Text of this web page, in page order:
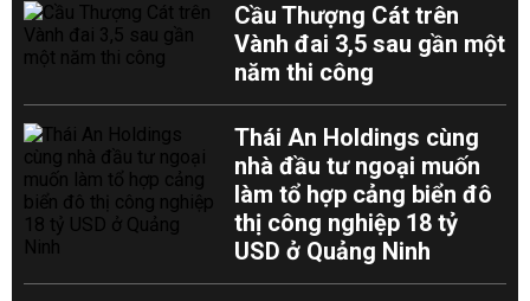
Cầu Thượng Cát trên
Vành đai 3,5 sau gần một
năm thi công
Thái An Holdings cùng
nhà đầu tư ngoại muốn
làm tổ hợp cảng biển đô
thị công nghiệp 18 tỷ
USD ở Quảng Ninh